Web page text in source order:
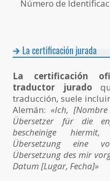
Número de
La certificación jurada
La certificación
traductor jurado
traducción, suele
Alemán:«Ich,
Übersetzer für die
bescheinige
Übersetzung eine
Übersetzung des mir
Datum [Lugar, Fecha]»